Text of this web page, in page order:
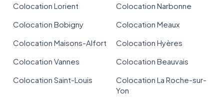
Colocation Lorient
Colocation Narbonne
Colocation Bobigny
Colocation Meaux
Colocation Maisons-Alfort
Colocation Hyères
Colocation Vannes
Colocation Beauvais
Colocation Saint-Louis
Colocation La Roche-sur-
Yon